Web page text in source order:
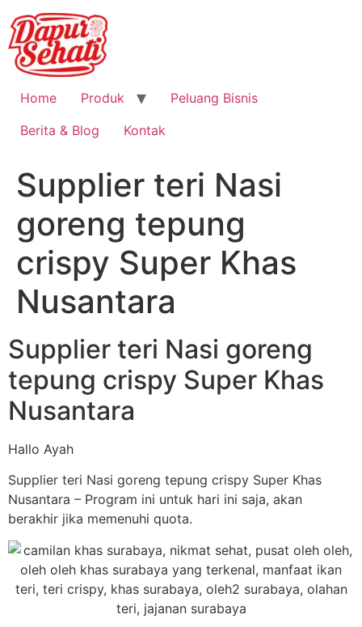
Home Produk
Peluang Bisnis
Berita & Blog
Kontak
Supplier teri Nasi
goreng tepung
crispy Super Khas
Nusantara
Supplier teri Nasi goreng
tepung crispy Super Khas
Nusantara
Hallo Ayah
Supplier teri Nasi goreng tepung crispy Super Khas
Nusantara – Program ini untuk hari ini saja, akan
berakhir jika memenuhi quota.